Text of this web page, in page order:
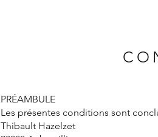
PRÉAMBULE
Les présentes conditions sont
Thibault Hazelzet